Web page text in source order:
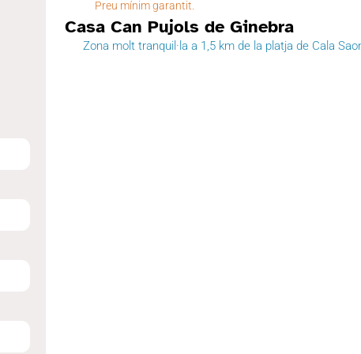
Preu mínim garantit.
Casa Can Pujols de Ginebra
Zona molt tranquil·la a 1,5 km de la platja de Cala